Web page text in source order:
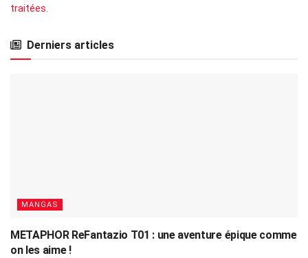
traitées
Derniers articles
MANGAS
METAPHOR ReFantazio T01 : une aventure épique comme
on les aime !